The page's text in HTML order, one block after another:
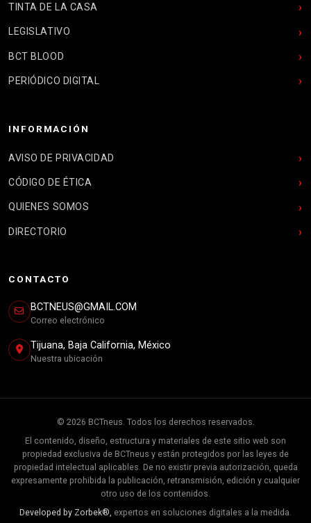
TINTA DE LA CASA
LEGISLATIVO
BCT BLOOD
PERIÓDICO DIGITAL
INFORMACIÓN
AVISO DE PRIVACIDAD
CÓDIGO DE ÉTICA
QUIENES SOMOS
DIRECTORIO
CONTACTO
BCTNEUS@GMAIL.COM
Correo electrónico
Tijuana, Baja California, México
Nuestra ubicación
© 2026 BCTneus. Todos los derechos reservados.
El contenido, diseño, estructura y materiales de este sitio web son
propiedad exclusiva de BCTneus y están protegidos por las leyes de
propiedad intelectual aplicables. De no existir previa autorización, queda
expresamente prohibida la publicación, retransmisión, edición y cualquier
otro uso de los contenidos.
Developed by Zorbek®, expertos en soluciones digitales a la medida.